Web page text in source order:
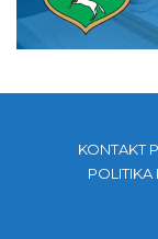
KONTAKT
POLITIKA